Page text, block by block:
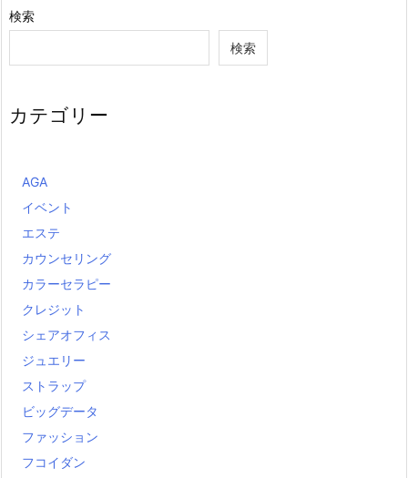
検索
検索
カテゴリー
AGA
イベント
エステ
カウンセリング
カラーセラピー
クレジット
シェアオフィス
ジュエリー
ストラップ
ビッグデータ
ファッション
フコイダン